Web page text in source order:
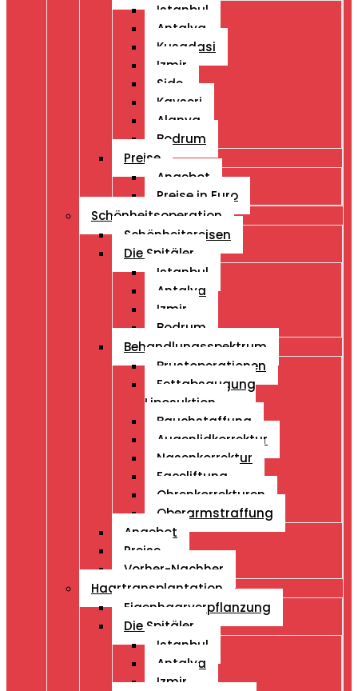
Istanbul
Antalya
Kusadasi
Izmir
Side
Kayseri
Alanya
Bodrum
Preise
Angebot
Preise in Euro
Schönheitsoperation
Schönheitsreisen
Die Spitäler
Istanbul
Antalya
Izmir
Bodrum
Behandlungsspektrum
Brustoperationen
Fettabsaugung
Liposuktion
Bauchstaffung
Augenlidkorrektur
Nasenkorrektur
Faceliftung
Ohrenkorrekturen
Oberarmstraffung
Angebot
Preise
Vorher-Nachher
Haartransplantation
Eigenhaarverpflanzung
Die Spitäler
Istanbul
Antalya
Izmir